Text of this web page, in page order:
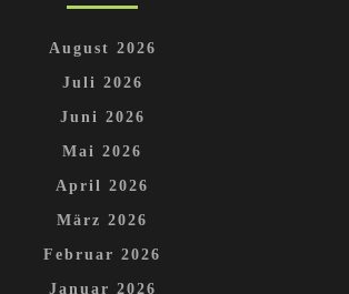
August 2026
Juli 2026
Juni 2026
Mai 2026
April 2026
März 2026
Februar 2026
Januar 2026